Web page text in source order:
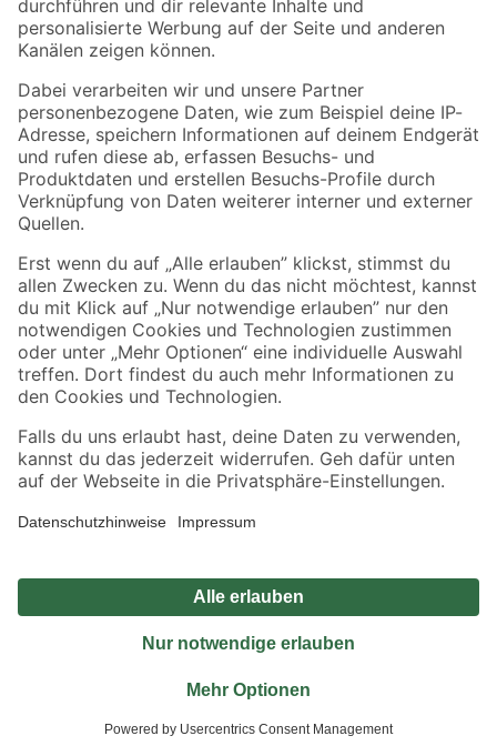
Folge uns
Zahlungsarten Versandarten
Sicher einkaufen
Jetzt die toom-App herunterladen
Alle Preisangaben in EUR inkl. gesetzl. MwSt.. Die dargestellten Angebote sind unter
Umständen nicht in allen Märkten verfügbar. Die angegebenen Verfügbarkeiten beziehen
Produkte nur solange der Vorrat reicht.
*Paketversand ab 59 € versandkostenfrei, gilt nicht für Artikel mit Speditionsversand, hier
Privatsphäre Impressum
Nutzungsbedingungen
Widerrufsrecht
Vertrag widerrufen
© 2026 toom Baumarkt GmbH